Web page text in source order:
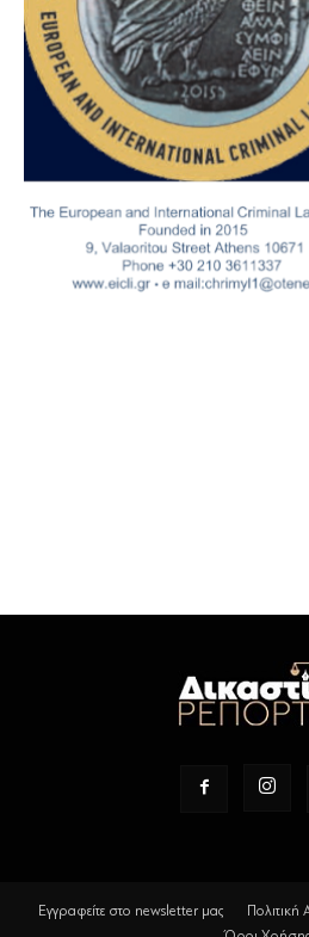
Εγγραφείτε στο newsletter μας